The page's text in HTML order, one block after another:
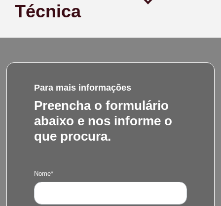
Técnica
Para mais informações
Preencha o formulário
abaixo e nos informe o
que procura.
Nome*